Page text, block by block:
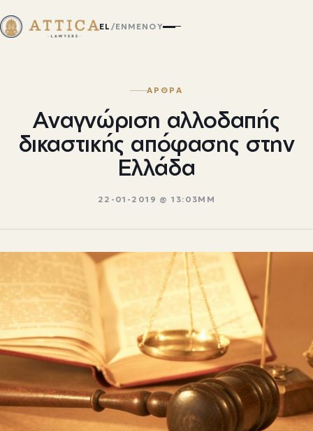
EL /EN ΜΕΝΟΎ
ΑΡΘΡΑ
Αναγνώριση αλλοδαπής
δικαστικής απόφασης στην
Ελλάδα
22-01-2019 @ 13:03ΜΜ